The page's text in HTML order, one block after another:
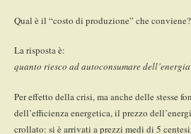
Qual è il “costo di produzione” che conviene?
La risposta è:
quanto riesco ad autoconsumare
Per effetto della crisi, ma anche delle stesse
dell’efficienza energetica, il prezzo
crollato: si è arrivati a prezzi medi di 5